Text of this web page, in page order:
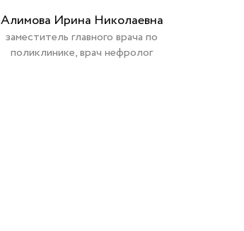
Алимова Ирина Николаевна
заместитель главного врача по
поликлинике, врач нефролог